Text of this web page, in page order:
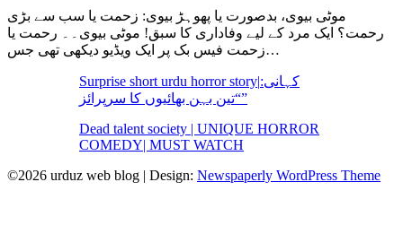
موٹی بیوی، بدصورت یا پھوہڑ بیوی: زحمت یا سب سے بڑی
رحمت؟ ایک مرد کے لیے وفاداری کا سبق! موٹی بیوی۔۔ رحمت یا
زحمت فیس بک پر ایک ویڈیو دیکھی تھی جس…
Surprise short urdu horror story|کہانی:
“تین بہن بھائیوں کا سرپرائز”
Dead talent society | UNIQUE HORROR
COMEDY| MUST WATCH
©2026 urduz web blog | Design: Newspaperly WordPress Theme